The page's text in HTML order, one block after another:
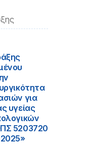
για
υγείας
5203720